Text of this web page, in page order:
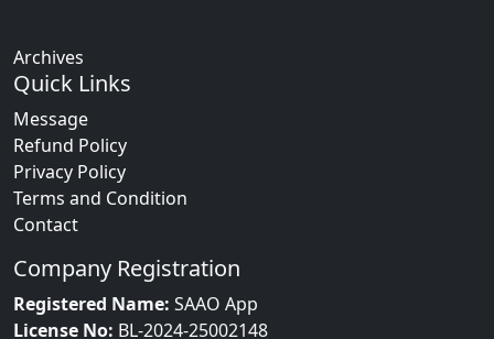
Archives
Quick Links
Message
Refund Policy
Privacy Policy
Terms and Condition
Contact
Company Registration
Registered Name: SAAO App
License No: BL-2024-25002148